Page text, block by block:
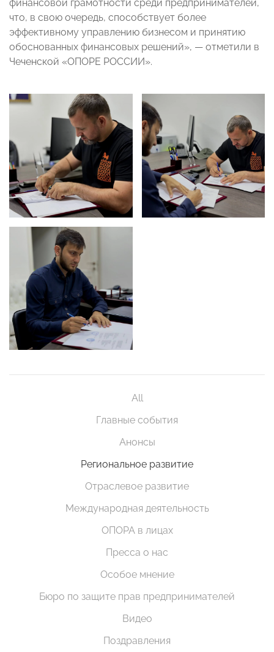
финансовой грамотности среди предпринимателей,
что, в свою очередь, способствует более
эффективному управлению бизнесом и принятию
обоснованных финансовых решений», — отметили в
Чеченской «ОПОРЕ РОССИИ».
All
Главные события
Анонсы
Региональное развитие
Отраслевое развитие
Международная деятельность
ОПОРА в лицах
Пресса о нас
Особое мнение
Бюро по защите прав предпринимателей
Видео
Поздравления